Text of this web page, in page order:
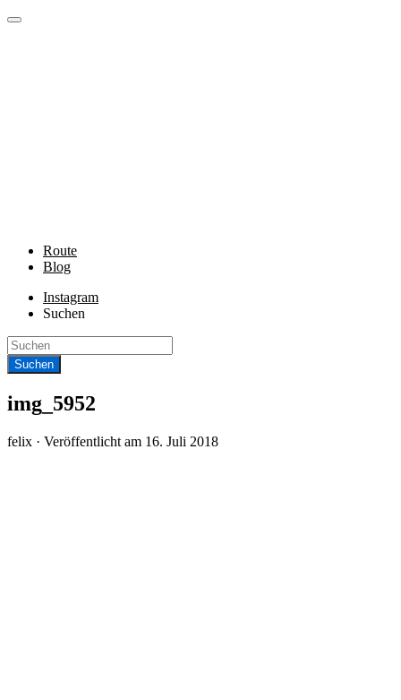
Route
Blog
Instagram
Suchen
img_5952
felix · Veröffentlicht am 16. Juli 2018